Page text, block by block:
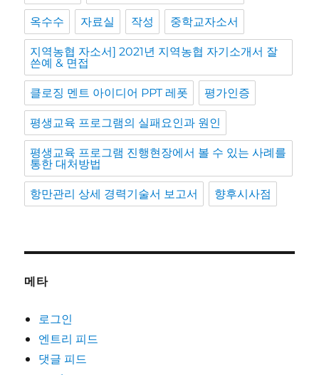
옥수수 자료실 작성 중학교자소서
지역농협 자소서] 2021년 지역농협 자기소개서 잘
쓴예 & 면접
클로징 멘트 아이디어 PPT 레폿 평가인증
평생교육 프로그램의 실패요인과 원인
평생교육 프로그램 진행현장에서 볼 수 있는 사례를
통한 대처방법
항만관리 상세 경력기술서 보고서 향후시사점
메타
로그인
엔트리 피드
댓글 피드